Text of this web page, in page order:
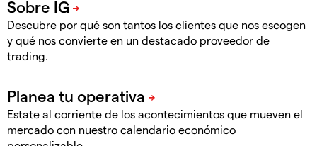
Descubre por qué son tantos los clientes que nos escogen
y qué nos convierte en un destacado proveedor de
trading.
Estate al corriente de los acontecimientos que mueven el
mercado con nuestro calendario económico